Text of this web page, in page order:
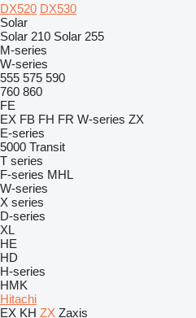
DX520 DX530
Solar
Solar 210 Solar 255
M-series
W-series
555 575 590
760 860
FE
EX FB FH FR W-series ZX
E-series
5000 Transit
T series
F-series MHL
W-series
X series
D-series
XL
HE
HD
H-series
HMK
Hitachi
EX KH ZX Zaxis